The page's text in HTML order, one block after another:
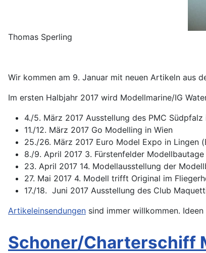
Thomas Sperling
Wir kommen am 9. Januar mit neuen Artikeln aus
Im ersten Halbjahr 2017 wird Modellmarine/IG
4./5. März 2017 Ausstellung des PMC
11./12. März 2017 Go Modelling in Wien
25./26. März 2017 Euro Model Expo in Lingen
8./9. April 2017 3. Fürstenfelder
23. April 2017 14. Modellausstellung der
27. Mai 2017 4. Modell trifft Original im
17./18. Juni 2017 Ausstellung des Club
Artikeleinsendungen sind immer willkommen.
Schoner/Charterschiff